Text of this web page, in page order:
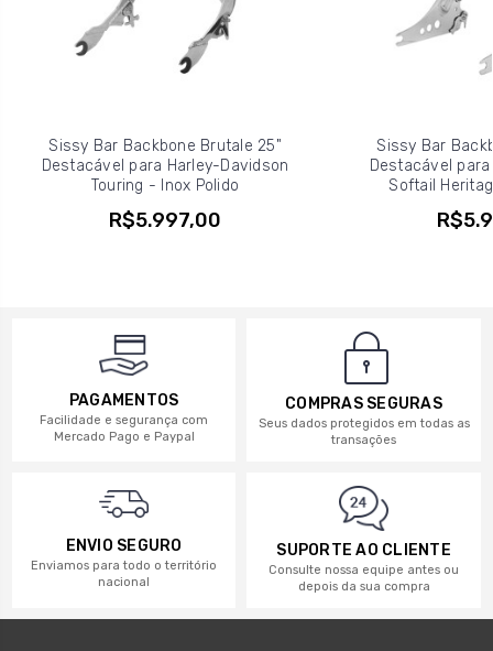
Sissy Bar Backbone Brutale 25"
Destacável para Harley-Davidson
Touring - Inox Polido
R$5.997,00
Sissy Bar
Destacável
Softail
PAGAMENTOS
Facilidade e segurança com
Mercado Pago e Paypal
COMPRAS SEGURAS
Seus dados protegidos em todas as
transações
ENVIO SEGURO
Enviamos para todo o território
nacional
SUPORTE AO CLIENTE
Consulte nossa equipe antes ou
depois da sua compra